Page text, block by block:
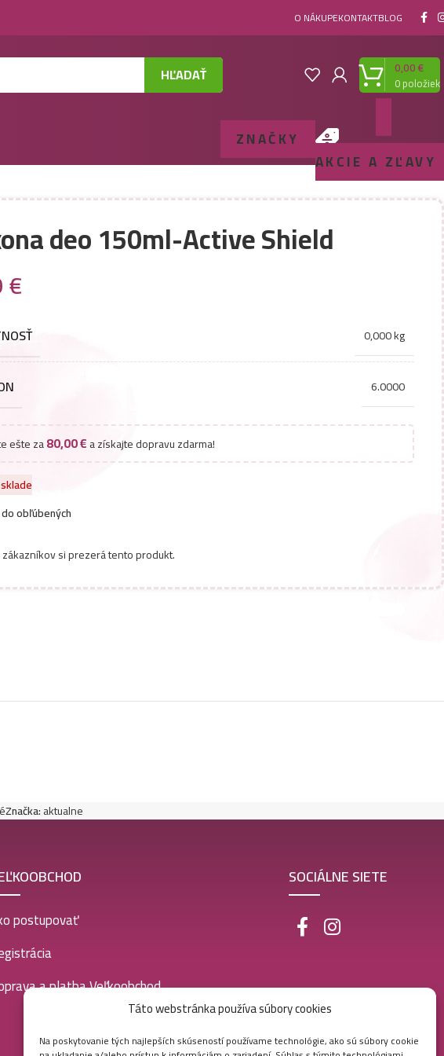
Táto webstránka používa súbory cookies
Na poskytovanie tých najlepších skúseností používame technológie, ako sú súbory cookie
O NÁKUPEKONTAKTBLOG
HĽADAŤ 0položiek
0,00€
ZNAČKY
AKCIE A ZĽAVY
deo 150ml-Active Shield
€
0,000 kg
6.0000
ešte za80,00€a získajte dopravu zdarma!
obľúbených
zákazníkov si prezerá tento produkt.
Značka:aktualne
postupovať
a platba Veľkoobchod
SOCIÁLNE SIETE